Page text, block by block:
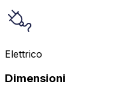
Elettrico
Dimensioni